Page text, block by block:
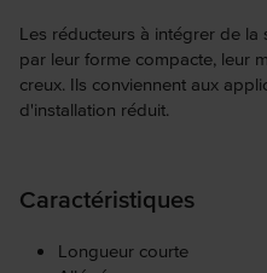
Les réducteurs à intégrer de
par leur forme compacte, leur
creux. Ils conviennent aux
d'installation réduit.
Caractéristiques
Longueur courte